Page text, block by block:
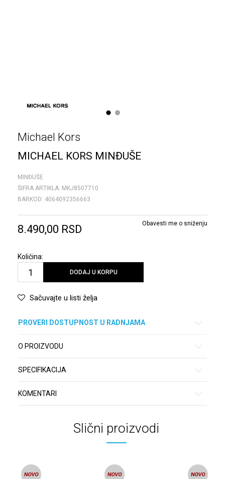
1 2
Michael Kors
MICHAEL KORS MINĐUŠE
MINĐUŠE
ŠIFRA ARTIKLA: MKJ8507710
BARKOD: 4064092356663
8.490,00 RSD Obavesti me o sniženju
Količina:
DODAJ U KORPU
Sačuvajte u listi želja
PROVERI DOSTUPNOST U RADNJAMA
O PROIZVODU
SPECIFIKACIJA
KOMENTARI
Slični proizvodi